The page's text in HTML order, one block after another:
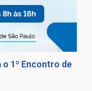
1º Encontro de